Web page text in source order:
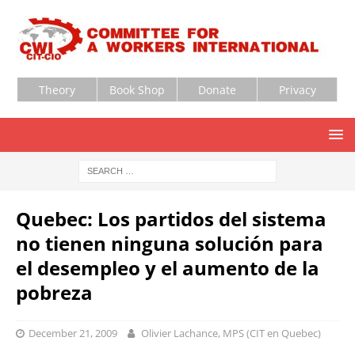
Theory Book Shop Donate Privacy
Quebec: Los partidos del sistema
no tienen ninguna solución para
el desempleo y el aumento de la
pobreza
December 21, 2009 Olivier Lachance, MPS (CIT en Quebec)